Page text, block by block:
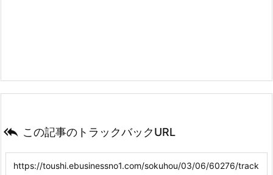
 この記事のトラックバックURL